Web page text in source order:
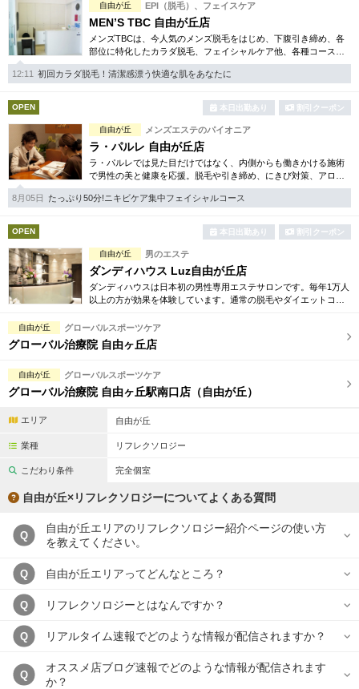
専用駐車場あり 有資格者在籍
日本人スタッフのみ 女性スタッフのみ
スタッフ指名可 Ｗセラピスト
駅から徒歩5分以内
こだわり条件を変更
閉じる
自由が丘 EPI（脱毛）、フェイスケア
MEN’S TBC 自由が丘店
メンズTBCは、今人気のメンズ脱毛をはじめ、下腹引き締め、各
部位に特化したカラダ脱毛、フェイシャルケア他、各種コースを
豊富にご用意。まず試したいという方用に、各種お得な体験コー
スも取り揃えております。
12:11 初回カラダ脱毛！清潔感漂う快適な肌をあなたに
OPEN 本日出勤あり 割引クーポン
自由が丘 メンズエステのパイオニア
ラ・パルレ 自由が丘店
ラ・パルレでは見た目だけではなく、内側からも働きかける施術
で男性の美と健康を応援。脱毛や引き締め、にきび対策、アロマ
エステ、脱メタボリック等豊富なメニューをご用意。まずはお得
な体験コースをチェック！
8月05日 たっぷり50分!ニキビケア集中フェイシャルコース
OPEN 本日出勤あり 割引クーポン
自由が丘 男のエステ
ダンディハウス Luz自由が丘店
ダンディハウスは日本初の男性専用エステサロンです。毎年1万人
以上の方が効果を体験しています。通常の脱毛やダイエットコー
まずは体験コースから。
自由が丘 グローバルスポーツケア
グローバル治療院 自由ヶ丘店
自由が丘 グローバルスポーツケア
グローバル治療院 自由ヶ丘駅南口店（自由が丘）
エリア 自由が丘
業種 リフレクソロジー
こだわり条件 完全個室
自由が丘×リフレクソロジーについてよくある質問
Q
自由が丘エリアのリフレクソロジー紹介ページの使い方
を教えてください。
Q 自由が丘エリアってどんなところ？
Q リフレクソロジーとはなんですか？
Q リアルタイム速報でどのような情報が配信されますか？
Q
オススメ店ブログ速報でどのような情報が配信されます
か？